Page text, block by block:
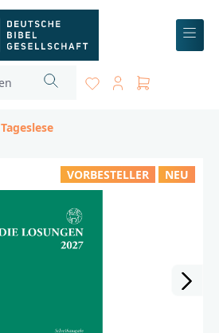
Tageslese
VORBESTELLER NEU